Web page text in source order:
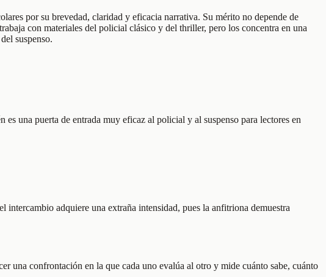
por su brevedad, claridad y eficacia narrativa. Su mérito no depende de
con materiales del policial clásico y del thriller, pero los concentra en una
suspenso.
una puerta de entrada muy eficaz al policial y al suspenso para lectores en
adquiere una extraña intensidad, pues la anfitriona demuestra
una confrontación en la que cada uno evalúa al otro y mide cuánto sabe, cuánto